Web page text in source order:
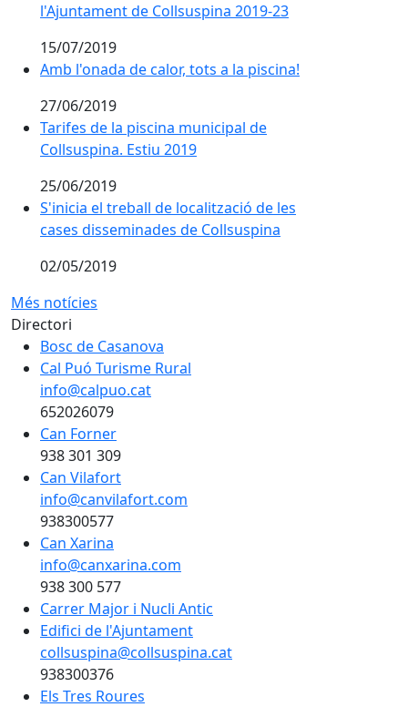
l'Ajuntament de Collsuspina 2019-23
15/07/2019
Amb l'onada de calor, tots a la piscina!
Amb l'onada de calor, tots a la piscina!
27/06/2019
Tarifes de la piscina municipal de Collsuspina. Estiu
Tarifes de la piscina municipal de
Collsuspina. Estiu 2019
25/06/2019
S'inicia el treball de localització de les cases
S'inicia el treball de localització de les
cases disseminades de Collsuspina
02/05/2019
Més notícies
Directori
Bosc de Casanova
Cal Puó Turisme Rural
info@calpuo.cat
652026079
Can Forner
938 301 309
Can Vilafort
info@canvilafort.com
938300577
Can Xarina
info@canxarina.com
938 300 577
Carrer Major i Nucli Antic
Edifici de l'Ajuntament
collsuspina@collsuspina.cat
938300376
Els Tres Roures